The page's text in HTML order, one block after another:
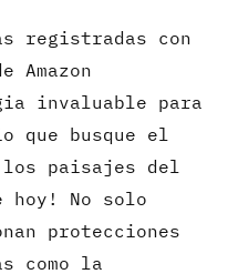
registradas con
Amazon
invaluable para
que busque el
paisajes del
hoy! No solo
protecciones
como la